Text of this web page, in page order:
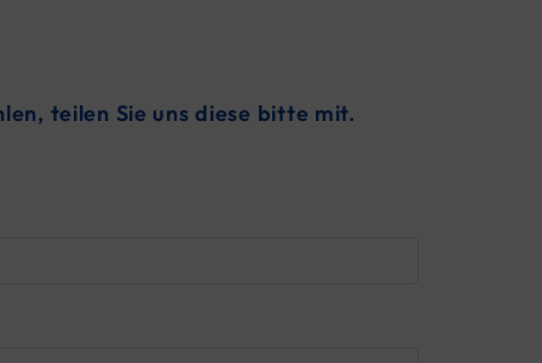
teilen Sie uns diese bitte mit.